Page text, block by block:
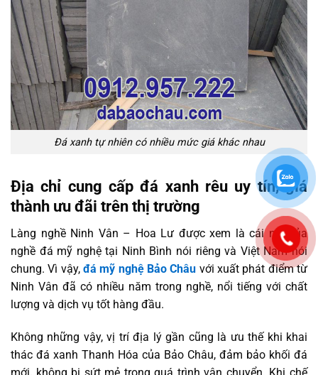
Đá xanh tự nhiên có nhiều mức giá khác nhau
Địa chỉ cung cấp đá xanh rêu uy tín, giá
thành ưu đãi trên thị trường
Làng nghề Ninh Vân – Hoa Lư được xem là cái nôi của
nghề đá mỹ nghệ tại Ninh Bình nói riêng và Việt Nam nói
chung. Vì vậy, đá mỹ nghệ Bảo Châu với xuất phát điểm từ
Ninh Vân đã có nhiều năm trong nghề, nổi tiếng với chất
lượng và dịch vụ tốt hàng đầu.
Không những vậy, vị trí địa lý gần cũng là ưu thế khi khai
thác đá xanh Thanh Hóa của Bảo Châu, đảm bảo khối đá